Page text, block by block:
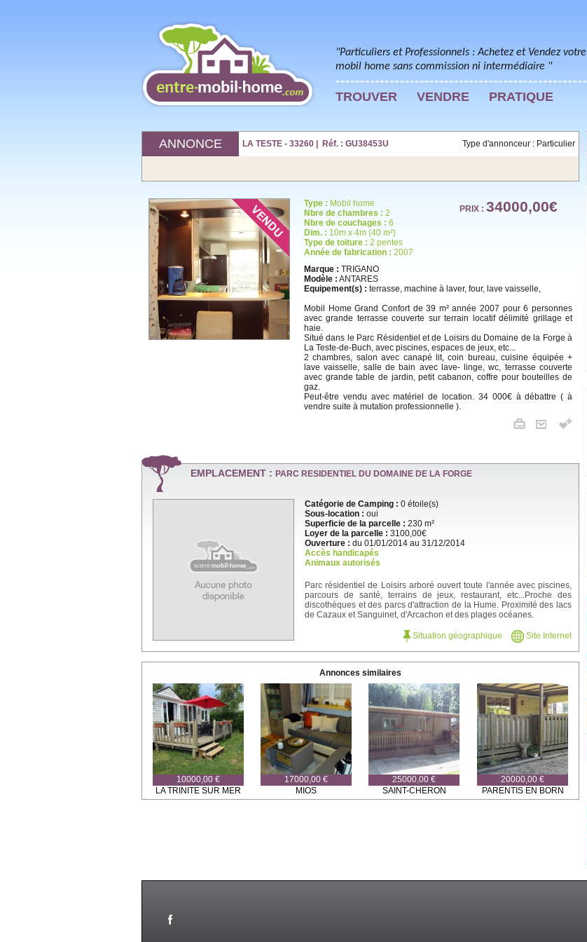
"Particuliers et Professionnels : Achetez et Vendez votre
mobil home sans commission ni intermédiaire "
TROUVER VENDRE PRATIQUE
ANNONCE LA TESTE - 33260 | Réf. : GU38453U Type d'annonceur : Particulier
Type : Mobil home
Nbre de chambres : 2
Nbre de couchages : 6
Dim. : 10m x 4m (40 m²)
Type de toiture : 2 pentes
Année de fabrication : 2007
PRIX : 34000,00€
Marque : TRIGANO
Modèle : ANTARES
Equipement(s) : terrasse, machine à laver, four, lave vaisselle,
Mobil Home Grand Confort de 39 m² année 2007 pour 6 personnes
avec grande terrasse couverte sur terrain locatif délimité grillage et
haie.
Situé dans le Parc Résidentiel et de Loisirs du Domaine de la Forge à
La Teste-de-Buch, avec piscines, espaces de jeux, etc...
2 chambres, salon avec canapé lit, coin bureau, cuisine équipée +
lave vaisselle, salle de bain avec lave- linge, wc, terrasse couverte
avec grande table de jardin, petit cabanon, coffre pour bouteilles de
gaz.
Peut-être vendu avec matériel de location. 34 000€ à débattre ( à
vendre suite à mutation professionnelle ).
EMPLACEMENT : PARC RESIDENTIEL DU DOMAINE DE LA FORGE
Catégorie de Camping : 0 étoile(s)
Sous-location : oui
Superficie de la parcelle : 230 m²
Loyer de la parcelle : 3100,00€
Ouverture : du 01/01/2014 au 31/12/2014
Accès handicapés
Animaux autorisés
Parc résidentiel de Loisirs arboré ouvert toute l'année avec piscines,
parcours de santé, terrains de jeux, restaurant, etc...Proche des
discothèques et des parcs d'attraction de la Hume. Proximité des lacs
de Cazaux et Sanguinet, d'Arcachon et des plages océanes.
Situation géographique Site Internet
Annonces similaires
10000,00 €
LA TRINITE SUR MER
17000,00 €
MIOS
25000,00 €
SAINT-CHERON
20000,00 €
PARENTIS EN BORN